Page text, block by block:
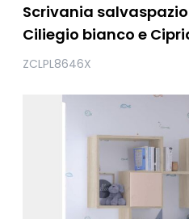
Scrivania
Ciliegio bianco e
ZCLPL8646X